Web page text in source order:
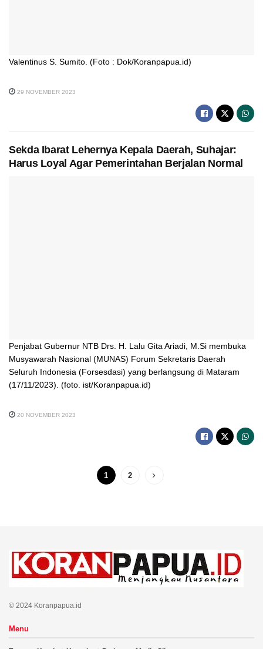
Valentinus S. Sumito. (Foto : Dok/Koranpapua.id)
29 NOVEMBER 2023
Sekda Ibarat Lehernya Kepala Daerah, Suhajar:
Harus Loyal Agar Pemerintahan Berjalan Normal
Penjabat Gubernur NTB Drs. H. Lalu Gita Ariadi, M.Si membuka
Musyawarah Nasional (MUNAS) Forum Sekretaris Daerah
Seluruh Indonesia (Forsesdasi) yang berlangsung di Mataram
(17/11/2023). (foto. ist/Koranpapua.id)
20 NOVEMBER 2023
1 2
© 2024 Koranpapua.id
Menu